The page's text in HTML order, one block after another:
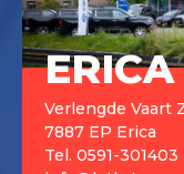
ERICA
Verlengde Vaart
7887 EP Erica
Tel. 0591-301403